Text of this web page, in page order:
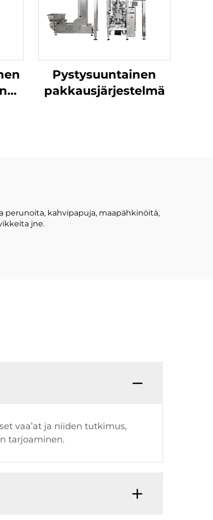
Pystysuuntainen
pakkausjärjestelmä
perunoita, kahvipapuja, maapähkinöitä,
jne.
vaa’at ja niiden tutkimus,
tarjoaminen.